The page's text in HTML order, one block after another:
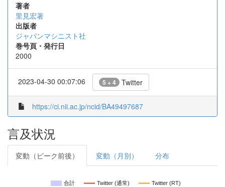
著者
里見宏著
出版者
ジャパンマシニスト社
巻号頁・発行日
2000
2023-04-30 00:07:06 5 + 4 Twitter
https://ci.nii.ac.jp/ncid/BA49497687
言及状況
変動（ピーク前後） 変動（月別） 分布
合計 Twitter (通常) Twitter (RT)